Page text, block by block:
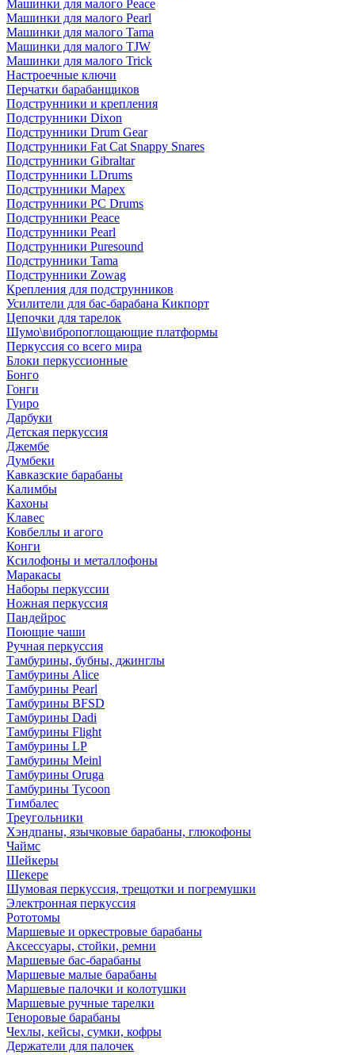
Машинки для малого Peace
Машинки для малого Pearl
Машинки для малого Tama
Машинки для малого TJW
Машинки для малого Trick
Настроечные ключи
Перчатки барабанщиков
Подструнники и крепления
Подструнники Dixon
Подструнники Drum Gear
Подструнники Fat Cat Snappy Snares
Подструнники Gibraltar
Подструнники LDrums
Подструнники Mapex
Подструнники PC Drums
Подструнники Peace
Подструнники Pearl
Подструнники Puresound
Подструнники Tama
Подструнники Zowag
Крепления для подструнников
Усилители для бас-барабана Кикпорт
Цепочки для тарелок
Шумо\вибропоглощающие платформы
Перкуссия со всего мира
Блоки перкуссионные
Бонго
Гонги
Гуиро
Дарбуки
Детская перкуссия
Джембе
Думбеки
Кавказские барабаны
Калимбы
Кахоны
Клавес
Ковбеллы и агого
Конги
Ксилофоны и металлофоны
Маракасы
Наборы перкуссии
Ножная перкуссия
Пандейрос
Поющие чаши
Ручная перкуссия
Тамбурины, бубны, джинглы
Тамбурины Alice
Тамбурины Pearl
Тамбурины BFSD
Тамбурины Dadi
Тамбурины Flight
Тамбурины LP
Тамбурины Meinl
Тамбурины Oruga
Тамбурины Tycoon
Тимбалес
Треугольники
Хэндпаны, язычковые барабаны, глюкофоны
Чаймс
Шейкеры
Шекере
Шумовая перкуссия, трещотки и погремушки
Электронная перкуссия
Рототомы
Маршевые и оркестровые барабаны
Аксессуары, стойки, ремни
Маршевые бас-барабаны
Маршевые малые барабаны
Маршевые палочки и колотушки
Маршевые ручные тарелки
Теноровые барабаны
Чехлы, кейсы, сумки, кофры
Держатели для палочек